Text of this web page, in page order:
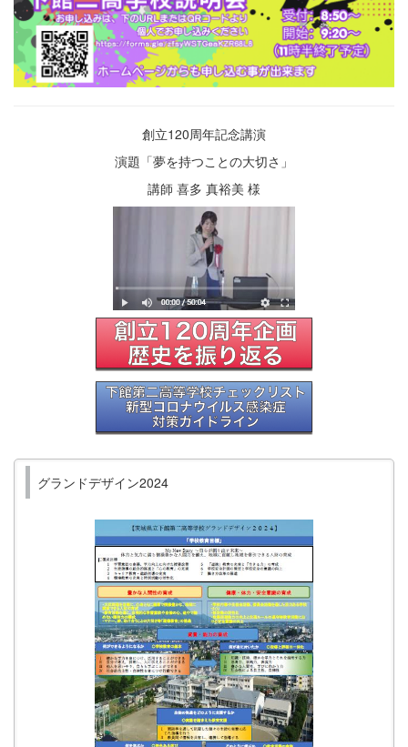
創立120周年記念講演
演題「夢を持つことの大切さ」
講師 喜多 真裕美 様
グランドデザイン2024